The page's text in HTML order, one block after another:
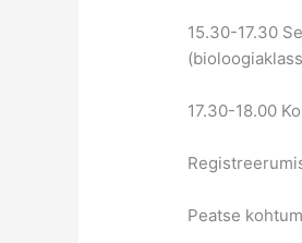
15.30-17.30
17.30-18.00
Peatse